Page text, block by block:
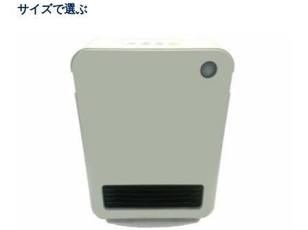
サイズで選ぶ